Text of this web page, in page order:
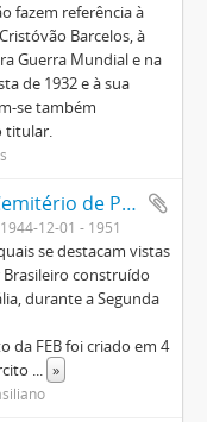
fazem referência à
Barcelos, à
Guerra Mundial e na
de 1932 e à sua
se também
titular.
Lafaiete Brasiliano (Cemitério de Pistoia)
1944-12-01 - 1951
se destacam vistas
construído
durante a Segunda
da FEB foi criado em 4
... »